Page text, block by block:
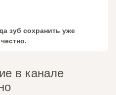
зуб сохранить уже
в канале